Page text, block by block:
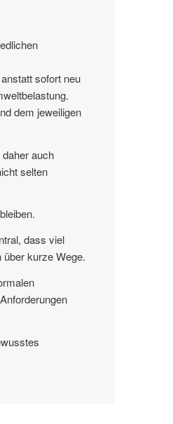
sofort neu
dem jeweiligen
auch
selten
dass viel
kurze Wege.